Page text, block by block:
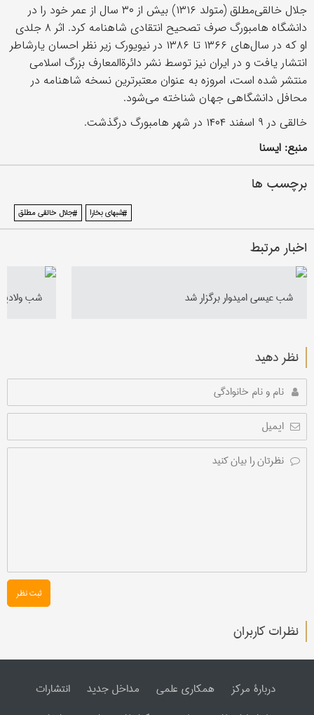
جلال خالقی‌مطلق (متولد ۱۳۱۶) بیش از ۳۰ سال از عمر خود را در
دانشگاه هامبورگ صرف تصحیح انتقادی شاهنامه کرد. اثر ۸ جلدی
او که در سال‌های ۱۳۶۶ تا ۱۳۸۶ در نیویورک زیر نظر احسان یارشاطر
انتشار یافت و در ایران نیز توسط نشر دائرةالمعارف بزرگ اسلامی
منتشر شده است، امروزه به عنوان معتبرترین نسخه شاهنامه در
محافل دانشگاهی جهان شناخته می‌شود.
خالقی در ۹ اسفند ۱۴۰۴ در شهر هامبورگ درگذشت.
منبع: ایسنا
برچسب ها
#شبهای بخارا #جلال خالقی مطلق
اخبار مرتبط
شب عیسی امیدوار برگزار شد شب
نظر دهید
ثبت نظر
نظرات کاربران
دربارۀ مرکز همکاری علمی مداخل جدید
انتشارات